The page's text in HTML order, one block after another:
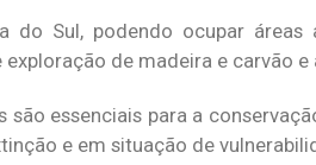
Sul, podendo ocupar áreas
de madeira e carvão e
essenciais para a
e em situação de